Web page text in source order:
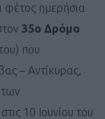
φέτος ημερήσια
35ο Δρόμο
που
– Αντίκυρας,
10 Ιουνίου του